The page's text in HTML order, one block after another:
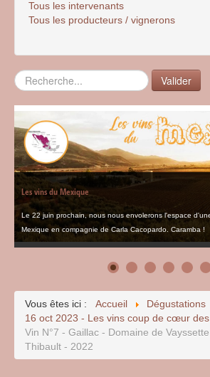
Tous les intervenants
Tous les producteurs / vignerons
Rechercher Valider
Les vins du Mexique
Le 22 juin prochain, nous nous envolerons l'espace
Mexique en compagnie de Carla Cacopardo. Caramba !
Vous êtes ici : Accueil Dégustations
16 oct 2023 - Les vins coup de cœur
Vin N°7 - Gaillac - Domaine de
Thibault - 2022